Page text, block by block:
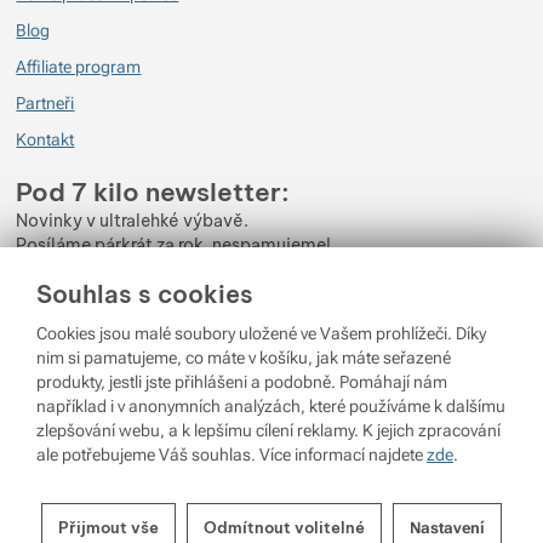
Souhlas s cookies
Cookies jsou malé soubory uložené ve Vašem prohlížeči. Díky
nim si pamatujeme, co máte v košíku, jak máte seřazené
produkty, jestli jste přihlášeni a podobně. Pomáhají nám
například i v anonymních analýzách, které používáme k dalšímu
zlepšování webu, a k lepšímu cílení reklamy. K jejich zpracování
ale potřebujeme Váš souhlas. Více informací najdetezde.
Nastavení souhlasů s kategoriemi
cookies
Přijmout vše Odmítnout volitelné Nastavení
Opravdu lehká a kvalitní termoska. Máme už 2 roky doma menší variantu
kámošku”. Parametry, které uvádí výrobce platí. Teplý čaj vydrží skutečně
bych už nekupovala.
Ověřený zákazník
Na objem 750 ml lehká, pěkný design
Ověřený zákazník 4. 6. 2024 18:58
Výborně drží teplotu, prakticky hrnecek
Ověřený zákazník 18. 3. 2024 07:31
Čaj vydrží teplý dva dny.
Ověřený zákazník 25. 9. 2023 12:09
Blog
Affiliate program
Partneři
Kontakt
Pod 7 kilo newsletter:
Novinky v ultralehké výbavě.
Posíláme párkrát za rok, nespamujeme!
Zadejte váš e-mail
Odběrem newsletteru souhlasíte se zpracovánímOsobních údajů.
Přihlásit se
Shopio
Nastavení cookies